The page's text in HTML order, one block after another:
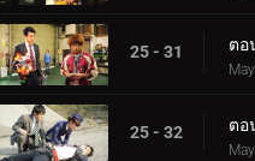
25 - 31
25 - 32